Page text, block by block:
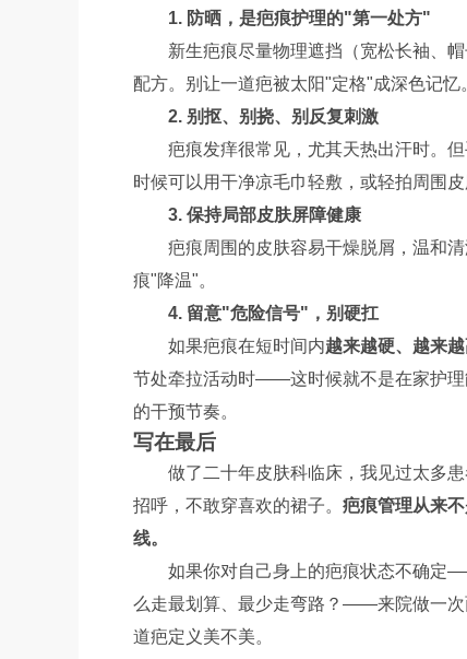
1. 防晒，是疤痕护理的"第一处方"
新生疤痕尽量物理遮挡（宽松长袖、
配方。别让一道疤被太阳"定格"成深色记忆
2. 别抠、别挠、别反复刺激
疤痕发痒很常见，尤其天热出汗时。
时候可以用干净凉毛巾轻敷，或轻拍周围皮
3. 保持局部皮肤屏障健康
疤痕周围的皮肤容易干燥脱屑，温和
痕"降温"。
4. 留意"危险信号"，别硬扛
如果疤痕在短时间内越来越硬、越来
节处牵拉活动时——这时候就不是在家护理
的干预节奏。
写在最后
做了二十年皮肤科临床，我见过太多
招呼，不敢穿喜欢的裙子。 疤痕管理从来
线。
如果你对自己身上的疤痕状态不确定
么走最划算、最少走弯路？——来院做一次
道疤定义美不美。